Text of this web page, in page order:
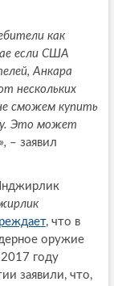
как
если США
Анкара
нескольких
сможем купить
Это может
– заявил
, что в
оружие
году
заявили, что,